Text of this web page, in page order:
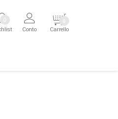
0
Conto Carrello
0